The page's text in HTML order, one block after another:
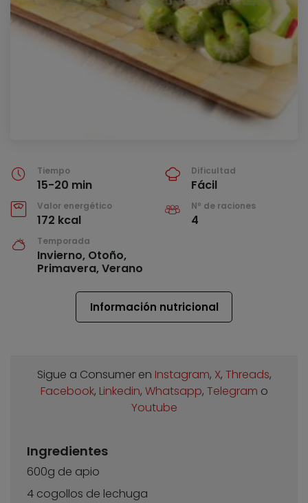
Tiempo
15-20 min
Dificultad
Fácil
Valor energético
172 kcal
Nº de raciones
4
Temporada
Invierno, Otoño,
Primavera, Verano
Información nutricional
Sigue a Consumer en Instagram, X, Threads,
Facebook, Linkedin, Whatsapp, Telegram o
Youtube
Ingredientes
600g de apio
4 cogollos de lechuga